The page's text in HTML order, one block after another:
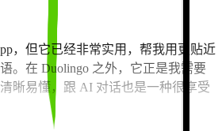
，但它已经非常实用，帮我用更贴近
。在 Duolingo 之外，它正是我需要
晰易懂，跟 AI 对话也是一种很享受